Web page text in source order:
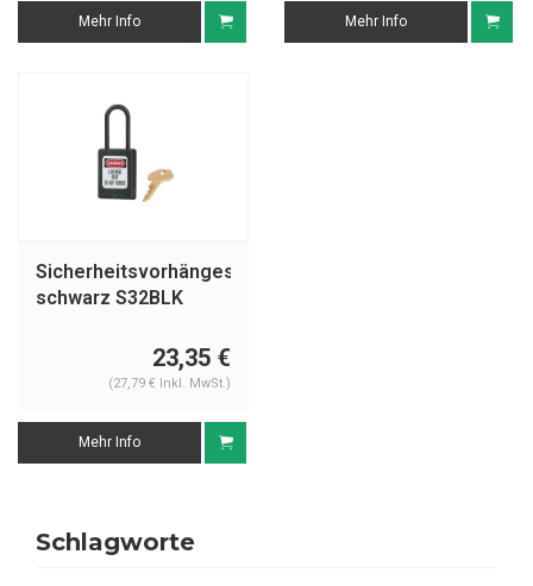
Mehr Info Mehr Info
Sicherheitsvorhängeschloss
schwarz S32BLK
23,35 €
(27,79 € Inkl. MwSt.)
Mehr Info
Schlagworte